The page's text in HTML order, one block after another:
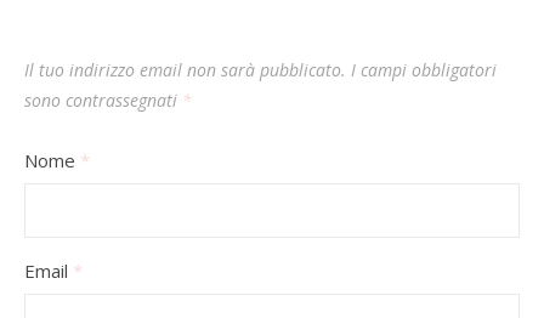
Il tuo indirizzo email non sarà pubblicato. I campi obbligatori
sono contrassegnati *
Nome *
Email *